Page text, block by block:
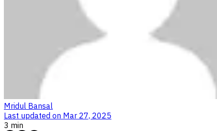
Mridul Bansal
Last updated on Mar 27, 2025
3 min